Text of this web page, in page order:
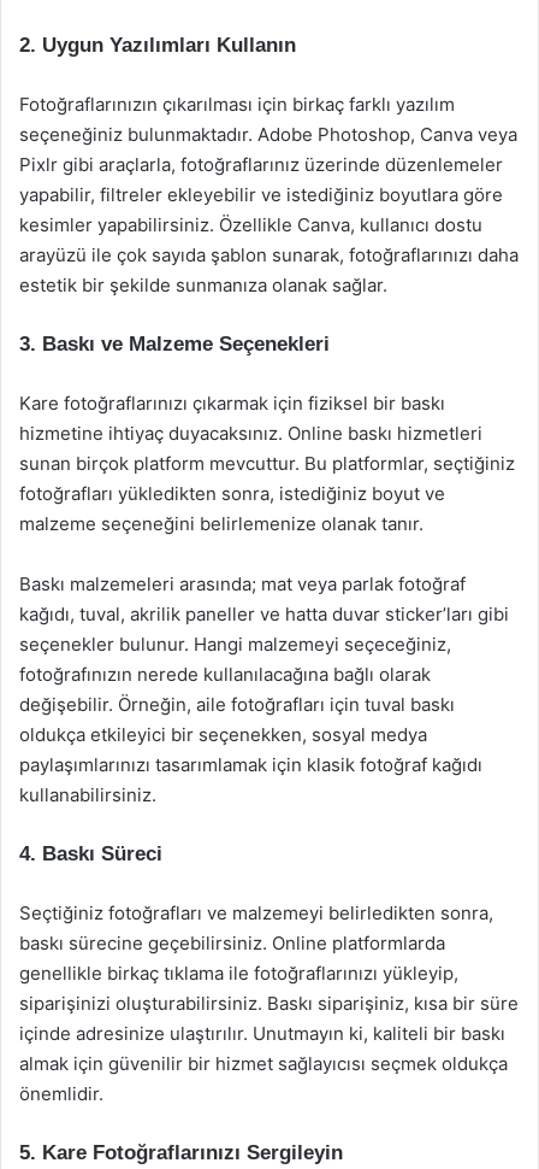
2. Uygun Yazılımları Kullanın
Fotoğraflarınızın çıkarılması için birkaç farklı yazılım
seçeneğiniz bulunmaktadır. Adobe Photoshop, Canva veya
Pixlr gibi araçlarla, fotoğraflarınız üzerinde düzenlemeler
yapabilir, filtreler ekleyebilir ve istediğiniz boyutlara göre
kesimler yapabilirsiniz. Özellikle Canva, kullanıcı dostu
arayüzü ile çok sayıda şablon sunarak, fotoğraflarınızı daha
estetik bir şekilde sunmanıza olanak sağlar.
3. Baskı ve Malzeme Seçenekleri
Kare fotoğraflarınızı çıkarmak için fiziksel bir baskı
hizmetine ihtiyaç duyacaksınız. Online baskı hizmetleri
sunan birçok platform mevcuttur. Bu platformlar, seçtiğiniz
fotoğrafları yükledikten sonra, istediğiniz boyut ve
malzeme seçeneğini belirlemenize olanak tanır.
Baskı malzemeleri arasında; mat veya parlak fotoğraf
kağıdı, tuval, akrilik paneller ve hatta duvar sticker’ları gibi
seçenekler bulunur. Hangi malzemeyi seçeceğiniz,
fotoğrafınızın nerede kullanılacağına bağlı olarak
değişebilir. Örneğin, aile fotoğrafları için tuval baskı
oldukça etkileyici bir seçenekken, sosyal medya
paylaşımlarınızı tasarımlamak için klasik fotoğraf kağıdı
kullanabilirsiniz.
4. Baskı Süreci
Seçtiğiniz fotoğrafları ve malzemeyi belirledikten sonra,
baskı sürecine geçebilirsiniz. Online platformlarda
genellikle birkaç tıklama ile fotoğraflarınızı yükleyip,
siparişinizi oluşturabilirsiniz. Baskı siparişiniz, kısa bir süre
içinde adresinize ulaştırılır. Unutmayın ki, kaliteli bir baskı
almak için güvenilir bir hizmet sağlayıcısı seçmek oldukça
önemlidir.
5. Kare Fotoğraflarınızı Sergileyin